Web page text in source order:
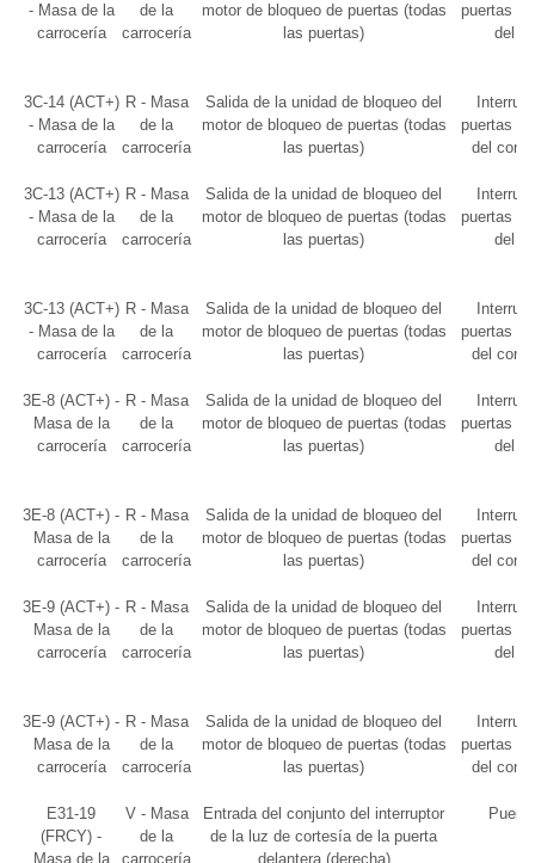
- Masa de la
carrocería
de la
carrocería
motor de bloqueo de puertas (todas
las puertas)
puertas o
del
3C-14 (ACT+)
- Masa de la
carrocería
R - Masa
de la
carrocería
Salida de la unidad de bloqueo del
motor de bloqueo de puertas (todas
las puertas)
puertas o
del
3C-13 (ACT+)
- Masa de la
carrocería
R - Masa
de la
carrocería
Salida de la unidad de bloqueo del
motor de bloqueo de puertas (todas
las puertas)
puertas o
del
3C-13 (ACT+)
- Masa de la
carrocería
R - Masa
de la
carrocería
Salida de la unidad de bloqueo del
motor de bloqueo de puertas (todas
las puertas)
puertas o
del
3E-8 (ACT+) -
Masa de la
carrocería
R - Masa
de la
carrocería
Salida de la unidad de bloqueo del
motor de bloqueo de puertas (todas
las puertas)
puertas o
del
3E-8 (ACT+) -
Masa de la
carrocería
R - Masa
de la
carrocería
Salida de la unidad de bloqueo del
motor de bloqueo de puertas (todas
las puertas)
puertas o
del
3E-9 (ACT+) -
Masa de la
carrocería
R - Masa
de la
carrocería
Salida de la unidad de bloqueo del
motor de bloqueo de puertas (todas
las puertas)
puertas o
del
3E-9 (ACT+) -
Masa de la
carrocería
R - Masa
de la
carrocería
Salida de la unidad de bloqueo del
motor de bloqueo de puertas (todas
las puertas)
puertas o
del
E31-19
(FRCY) -
Masa de la
V - Masa
de la
carrocería
Entrada del conjunto del interruptor
de la luz de cortesía de la puerta
delantera (derecha)